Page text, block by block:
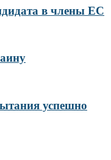
в члены ЕС
успешно